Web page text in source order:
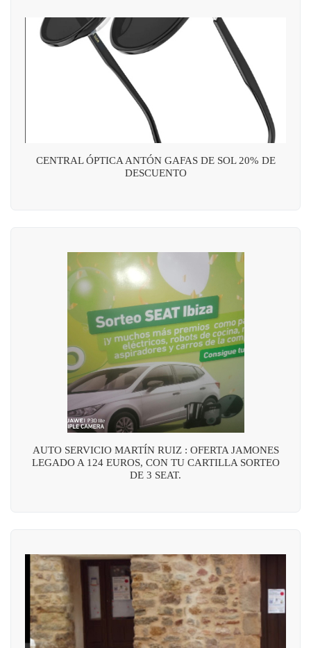
CENTRAL ÓPTICA ANTÓN GAFAS DE SOL 20% DE
DESCUENTO
AUTO SERVICIO MARTÍN RUIZ : OFERTA JAMONES
LEGADO A 124 EUROS, CON TU CARTILLA SORTEO
DE 3 SEAT.